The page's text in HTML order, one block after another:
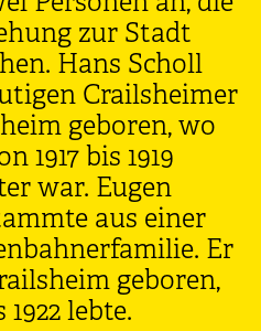
zur Stadt
Hans Scholl
Crailsheimer
geboren, wo
1917 bis 1919
war. Eugen
aus einer
Er
geboren,
lebte.